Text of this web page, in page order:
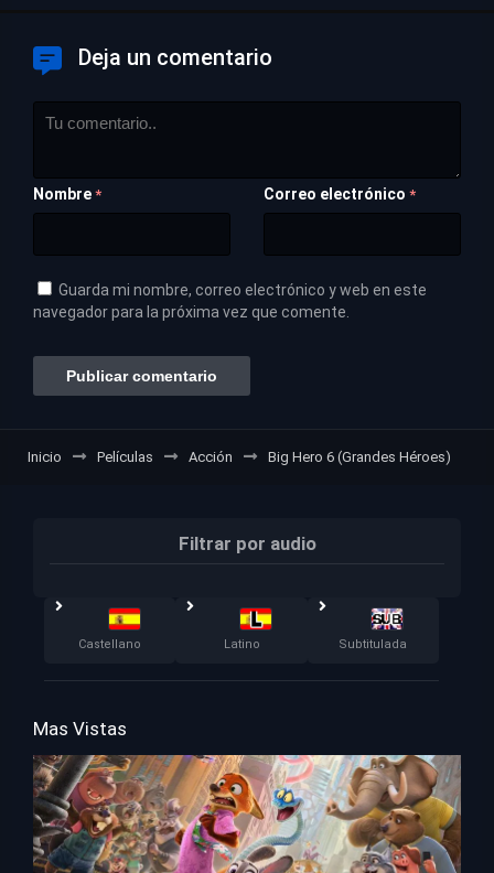
Deja un comentario
Nombre * Correo electrónico *
Guarda mi nombre, correo electrónico y web en este
navegador para la próxima vez que comente.
Inicio Películas Acción Big Hero 6 (Grandes Héroes)
Filtrar por audio
Castellano Latino Subtitulada
Mas Vistas